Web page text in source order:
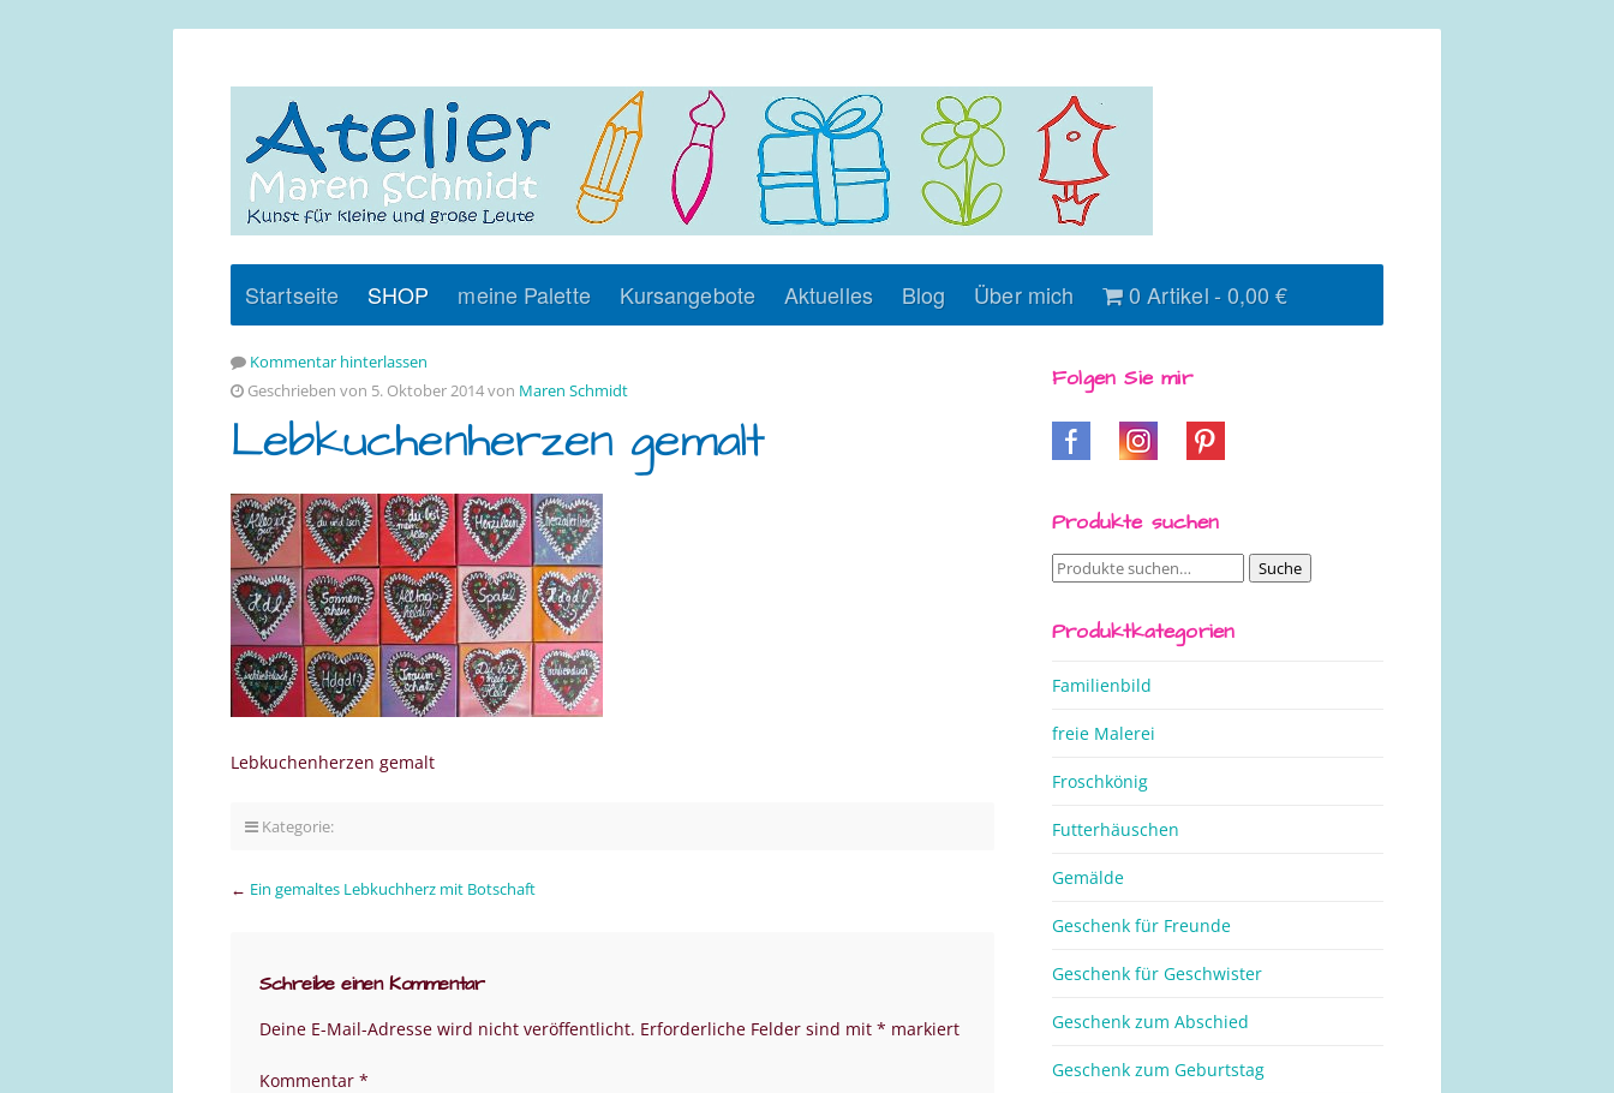
Startseite SHOP meine Palette Kursangebote Aktuelles Blog Über mich 0 Artikel 0,00 €
Kommentar hinterlassen
Geschrieben von 5. Oktober 2014 von Maren Schmidt
Lebkuchenherzen gemalt
Lebkuchenherzen gemalt
Kategorie:
← Ein gemaltes Lebkuchherz mit Botschaft
Schreibe einen Kommentar
Deine E-Mail-Adresse wird nicht veröffentlicht. Erforderliche Felder sind mit * markiert
Kommentar *
Folgen Sie mir
Produkte suchen
Suche
Suche
Produktkategorien
Familienbild
freie Malerei
Froschkönig
Futterhäuschen
Gemälde
Geschenk für Freunde
Geschenk für Geschwister
Geschenk zum Abschied
Geschenk zum Geburtstag